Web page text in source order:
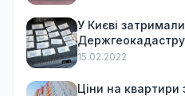
У Києві
15.02.2022
Ціни на квартири